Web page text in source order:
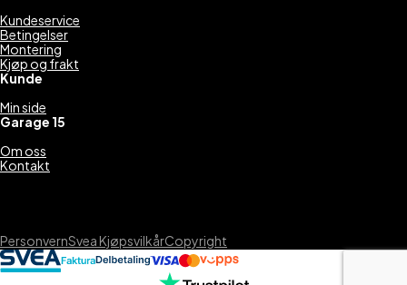
Kundeservice
Betingelser
Montering
Kjøp og frakt
Kunde
Min side
Garage 15
Om oss
Kontakt
PersonvernSvea KjøpsvilkårCopyright